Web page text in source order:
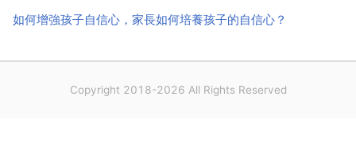
如何增強孩子自信心，家長如何培養孩子的自信心？
Copyright 2018-2026 All Rights Reserved